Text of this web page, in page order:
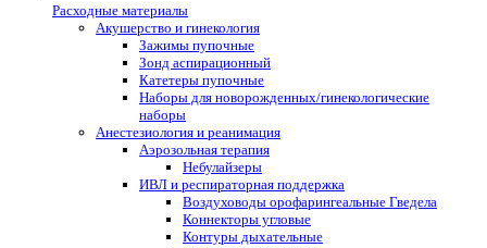
Расходные материалы
Акушерство и гинекология
Зажимы пупочные
Зонд аспирационный
Катетеры пупочные
Наборы для новорожденных/гинекологические
наборы
Анестезиология и реанимация
Аэрозольная терапия
Небулайзеры
ИВЛ и респираторная поддержка
Воздуховоды орофарингеальные Гведела
Коннекторы угловые
Контуры дыхательные